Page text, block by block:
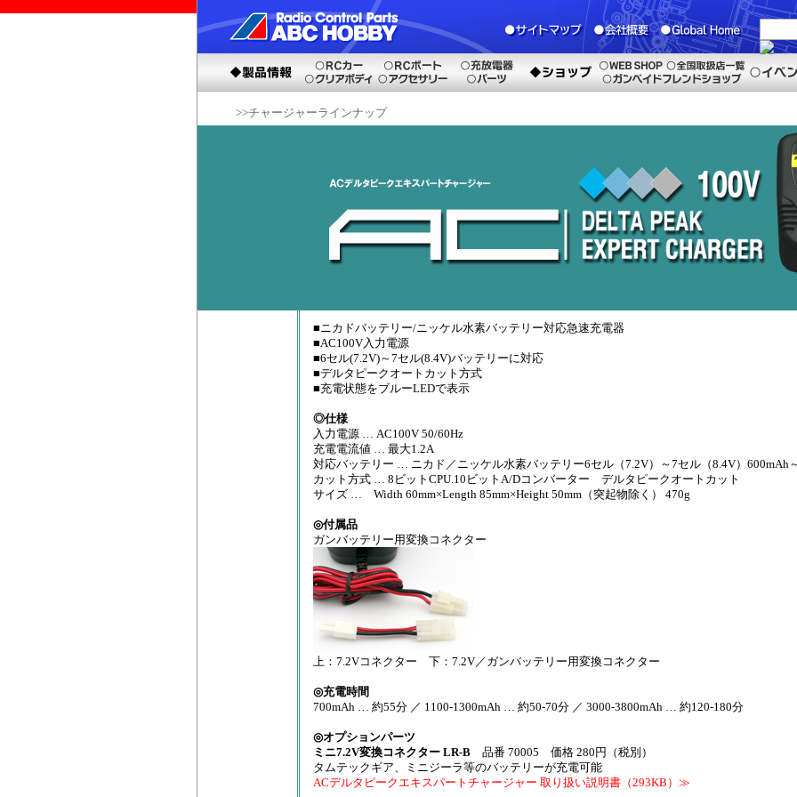
>>チャージャーラインナップ
■ニカドバッテリー/ニッケル水素バッテリー対応急速充電器
■AC100V入力電源
■6セル(7.2V)～7セル(8.4V)バッテリーに対応
■デルタピークオートカット方式
■充電状態をブルーLEDで表示
◎仕様
入力電源 … AC100V 50/60Hz
充電電流値 … 最大1.2A
対応バッテリー … ニカド／ニッケル水素バッテリー6セル（7.2V）～7セル（8.4V）600mAh
カット方式 … 8ビットCPU.10ビットA/Dコンバーター デルタピークオートカット
サイズ … Width 60mm×Length 85mm×Height 50mm（突起物除く） 470g
◎付属品
ガンバッテリー用変換コネクター
上：7.2Vコネクター 下：7.2V／ガンバッテリー用変換コネクター
◎充電時間
700mAh … 約55分 ／ 1100-1300mAh … 約50-70分 ／ 3000-3800mAh … 約120-180分
◎オプションパーツ
ミニ7.2V変換コネクター LR-B 品番 70005 価格 280円（税別）
タムテックギア、ミニジーラ等のバッテリーが充電可能
ACデルタピークエキスパートチャージャー 取り扱い説明書（293KB）≫